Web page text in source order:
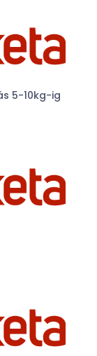
5-10kg-ig